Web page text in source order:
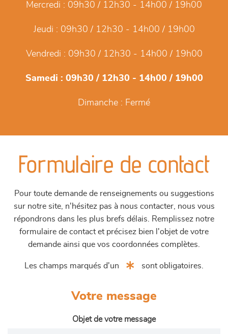
Mercredi : 09h30 / 12h30 - 14h00 / 19h00
Jeudi : 09h30 / 12h30 - 14h00 / 19h00
Vendredi : 09h30 / 12h30 - 14h00 / 19h00
Samedi : 09h30 / 12h30 - 14h00 / 19h00
Dimanche : Fermé
Formulaire de contact
Pour toute demande de renseignements ou suggestions
sur notre site, n'hésitez pas à nous contacter, nous vous
répondrons dans les plus brefs délais. Remplissez notre
formulaire de contact et précisez bien l'objet de votre
demande ainsi que vos coordonnées complètes.
Les champs marqués d'un sont obligatoires.
Votre message
Objet de votre message